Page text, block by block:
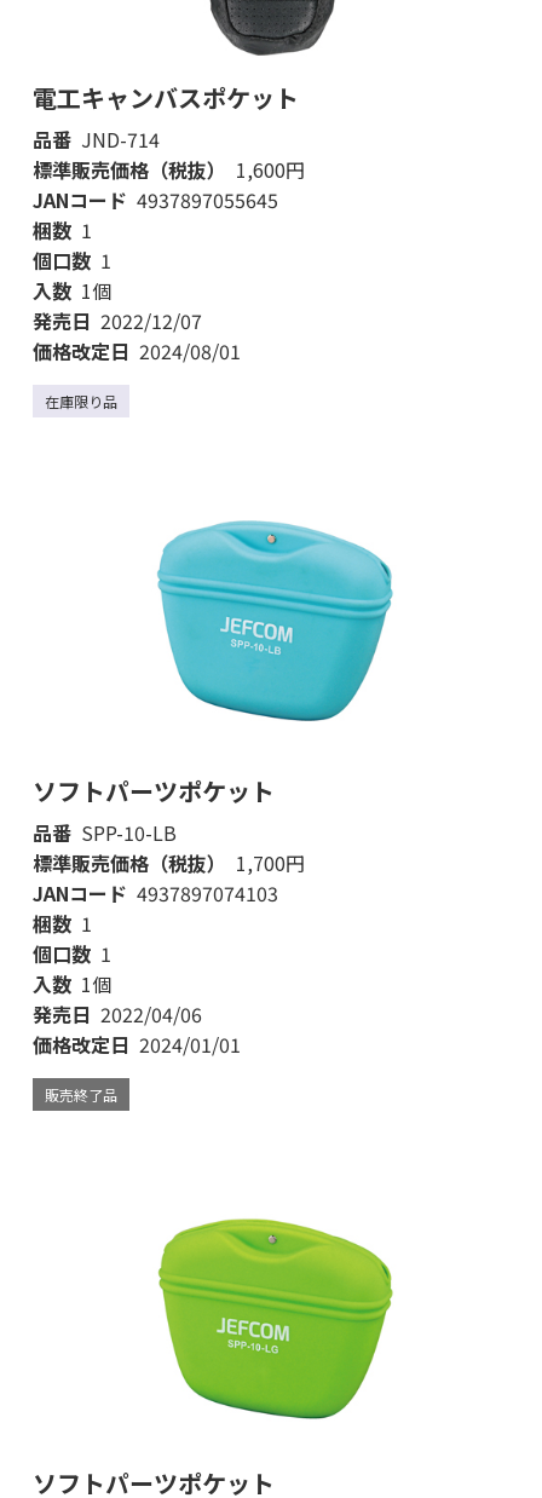
電工キャンバスポケット
品番 JND-714
標準販売価格（税抜）
1,600円
JANコード 4937897055645
梱数 1
個口数 1
入数 1個
発売日 2022/12/07
価格改定日 2024/08/01
在庫限り品
ソフトパーツポケット
品番 SPP-10-LB
標準販売価格（税抜）
1,700円
JANコード 4937897074103
梱数 1
個口数 1
入数 1個
発売日 2022/04/06
価格改定日 2024/01/01
販売終了品
ソフトパーツポケット